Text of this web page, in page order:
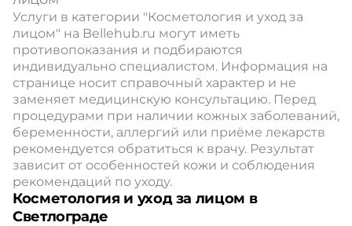
Услуги в категории "Косметология и уход за
лицом" на Bellehub.ru могут иметь
противопоказания и подбираются
индивидуально специалистом. Информация на
странице носит справочный характер и не
заменяет медицинскую консультацию. Перед
процедурами при наличии кожных заболеваний,
беременности, аллергий или приёме лекарств
рекомендуется обратиться к врачу. Результат
зависит от особенностей кожи и соблюдения
рекомендаций по уходу.
Косметология и уход за лицом в
Светлограде